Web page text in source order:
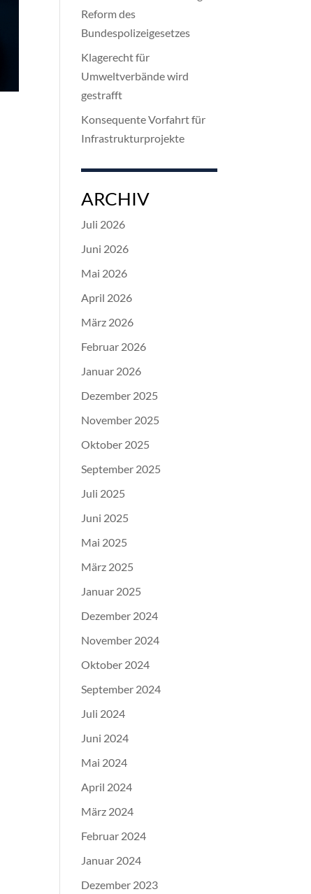
Reform des
Bundespolizeigesetzes
Klagerecht für
Umweltverbände wird
gestrafft
Konsequente Vorfahrt für
Infrastrukturprojekte
ARCHIV
Juli 2026
Juni 2026
Mai 2026
April 2026
März 2026
Februar 2026
Januar 2026
Dezember 2025
November 2025
Oktober 2025
September 2025
Juli 2025
Juni 2025
Mai 2025
März 2025
Januar 2025
Dezember 2024
November 2024
Oktober 2024
September 2024
Juli 2024
Juni 2024
Mai 2024
April 2024
März 2024
Februar 2024
Januar 2024
Dezember 2023